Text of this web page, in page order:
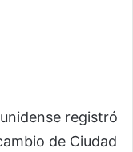
registró
de Ciudad